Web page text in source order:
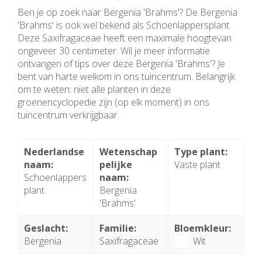
Ben je op zoek naar Bergenia 'Brahms'? De Bergenia
'Brahms' is ook wel bekend als Schoenlappersplant.
Deze Saxifragaceae heeft een maximale hoogtevan
ongeveer 30 centimeter. Wil je meer informatie
ontvangen of tips over deze Bergenia 'Brahms'? Je
bent van harte welkom in ons tuincentrum. Belangrijk
om te weten: niet alle planten in deze
groenencyclopedie zijn (op elk moment) in ons
tuincentrum verkrijgbaar.
Nederlandse
naam:
Schoenlappers
plant
Wetenschap
pelijke
naam:
Bergenia
'Brahms'
Type plant:
Vaste plant
Geslacht:
Bergenia
Familie:
Saxifragaceae
Bloemkleur:
Wit